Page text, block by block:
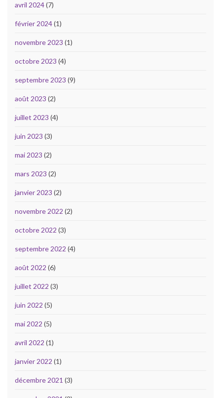
avril 2024(7)
février 2024(1)
novembre 2023 (1)
octobre 2023 (4)
septembre 2023 (9)
août 2023 (2)
juillet 2023 (4)
juin 2023 (3)
mai 2023 (2)
mars 2023 (2)
janvier 2023 (2)
novembre 2022 (2)
octobre 2022 (3)
septembre 2022 (4)
août 2022 (6)
juillet 2022 (3)
juin 2022 (5)
mai 2022 (5)
avril 2022 (1)
janvier 2022 (1)
décembre 2021 (3)